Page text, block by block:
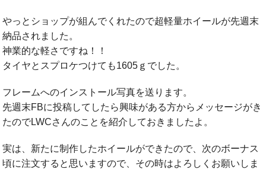
やっとショップが組んでくれたので超軽量ホイールが先週末
納品されました。
神業的な軽さですね！！
タイヤとスプロケつけても1605ｇでした。
フレームへのインストール写真を送ります。
先週末FBに投稿してしたら興味がある方からメッセージがき
たのでLWCさんのことを紹介しておきましたよ。
実は、新たに制作したホイールができたので、次のボーナス
頃に注文すると思いますので、その時はよろしくお願いしま